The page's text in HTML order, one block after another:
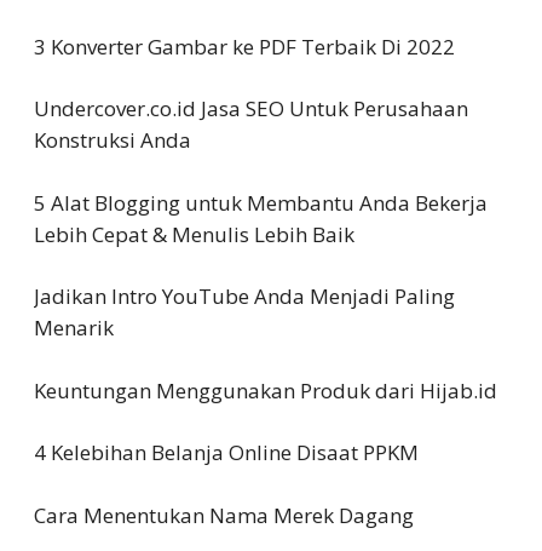
3 Konverter Gambar ke PDF Terbaik Di 2022
Undercover.co.id Jasa SEO Untuk Perusahaan
Konstruksi Anda
5 Alat Blogging untuk Membantu Anda Bekerja
Lebih Cepat & Menulis Lebih Baik
Jadikan Intro YouTube Anda Menjadi Paling
Menarik
Keuntungan Menggunakan Produk dari Hijab.id
4 Kelebihan Belanja Online Disaat PPKM
Cara Menentukan Nama Merek Dagang